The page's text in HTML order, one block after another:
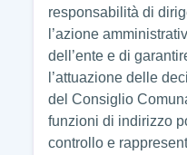
responsabilità di
l’azione
dell’ente e di
l’attuazione delle
del Consiglio
funzioni di indirizzo
controllo e